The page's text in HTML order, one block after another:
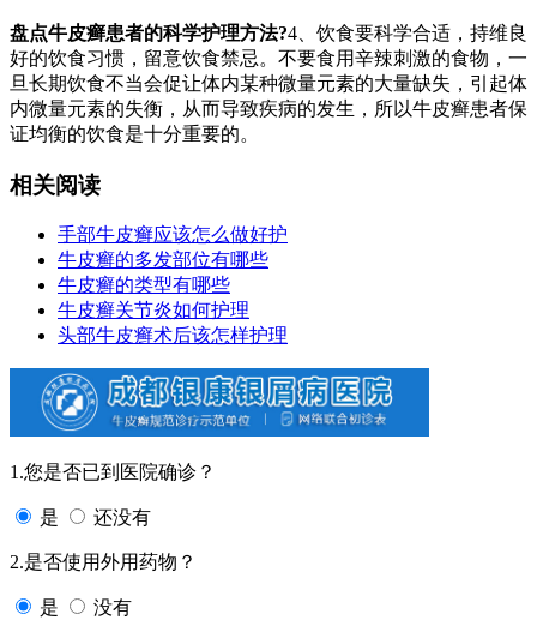
盘点牛皮癣患者的科学护理方法?4、饮食要科学合适，持维良
好的饮食习惯，留意饮食禁忌。不要食用辛辣刺激的食物，一
旦长期饮食不当会促让体内某种微量元素的大量缺失，引起体
内微量元素的失衡，从而导致疾病的发生，所以牛皮癣患者保
证均衡的饮食是十分重要的。
相关阅读
手部牛皮癣应该怎么做好护
牛皮癣的多发部位有哪些
牛皮癣的类型有哪些
牛皮癣关节炎如何护理
头部牛皮癣术后该怎样护理
1.您是否已到医院确诊？
是 还没有
2.是否使用外用药物？
是 没有